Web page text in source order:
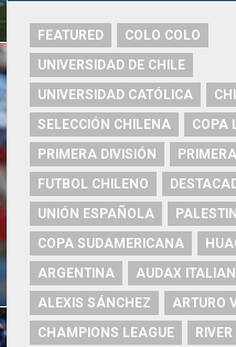
FEATURED
COLO COLO
UNIVERSIDAD DE CHILE
UNIVERSIDAD CATÓLICA
SELECCIÓN CHILENA
COPA
PRIMERA DIVISIÓN
FUTBOL CHILENO
UNIÓN ESPAÑOLA
COPA SUDAMERICANA
ARGENTINA
AUDAX
ALEXIS SÁNCHEZ
ARTURO
CHAMPIONS LEAGUE